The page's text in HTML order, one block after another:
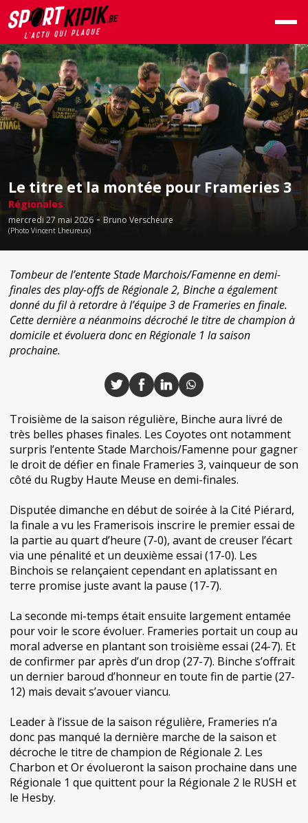
Le titre et la montée pour Frameries 3
Régionales
mercredi 27 mai 2026 - Bruno Verscheure
(Photo Vincent Lheureux)
Tombeur de l’entente Stade Marchois/Famenne en demi-
finales des play-offs de Régionale 2, Binche a également
donné du fil à retordre à l’équipe 3 de Frameries en finale.
Cette dernière a néanmoins décroché le titre de champion à
domicile et évoluera donc en Régionale 1 la saison
prochaine.
Troisième de la saison régulière, Binche aura livré de
très belles phases finales. Les Coyotes ont notamment
surpris l’entente Stade Marchois/Famenne pour gagner
le droit de défier en finale Frameries 3, vainqueur de son
côté du Rugby Haute Meuse en demi-finales.
Disputée dimanche en début de soirée à la Cité Piérard,
la finale a vu les Framerisois inscrire le premier essai de
la partie au quart d’heure (7-0), avant de creuser l’écart
via une pénalité et un deuxième essai (17-0). Les
Binchois se relançaient cependant en aplatissant en
terre promise juste avant la pause (17-7).
La seconde mi-temps était ensuite largement entamée
pour voir le score évoluer. Frameries portait un coup au
moral adverse en plantant son troisième essai (24-7). Et
de confirmer par après d’un drop (27-7). Binche s’offrait
un dernier baroud d’honneur en toute fin de partie (27-
12) mais devait s’avouer viancu.
Leader à l’issue de la saison régulière, Frameries n’a
donc pas manqué la dernière marche de la saison et
décroche le titre de champion de Régionale 2. Les
Charbon et Or évolueront la saison prochaine dans une
Régionale 1 que quittent pour la Régionale 2 le RUSH et
le Hesby.